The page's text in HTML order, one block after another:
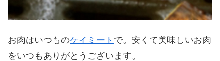
お肉はいつものケイミート で。安くて美味しいお肉
をいつもありがとうございます。